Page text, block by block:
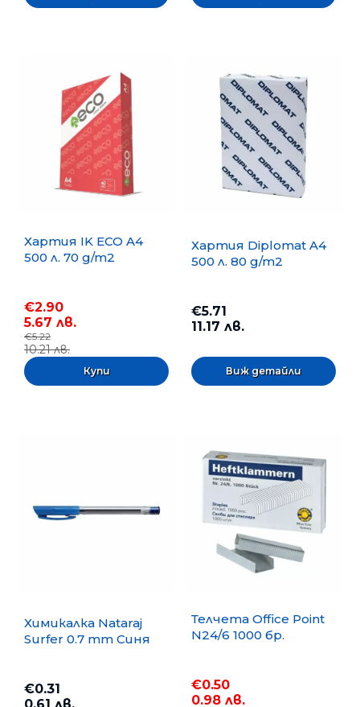
Хартия IK ECO A4
500 л. 70 g/m2
€2.90
5.67 лв.
€5.22
10.21 лв.
Хартия Diplomat A4
500 л. 80 g/m2
€5.71
11.17 лв.
Виж детайли
Химикалка Nataraj
Surfer 0.7 mm Синя
€0.31
Телчета Office Point
N24/6 1000 бр.
€0.50
0.98 лв.